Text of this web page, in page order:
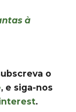
à
o
, e siga-nos
.